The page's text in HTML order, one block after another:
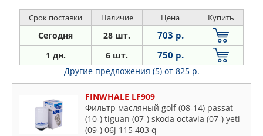
Срок поставки Наличие Цена Купить
Сегодня 28 шт. 703 р.
1 дн. 6 шт. 750 р.
Другие предложения (5) от 825 р.
FINWHALE LF909
Фильтр масляный golf (08-14) passat
(10-) tiguan (07-) skoda octavia (07-) yeti
(09-) 06j 115 403 q